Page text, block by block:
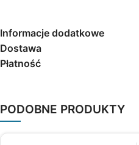
Informacje dodatkowe
Dostawa
Płatność
PODOBNE PRODUKTY